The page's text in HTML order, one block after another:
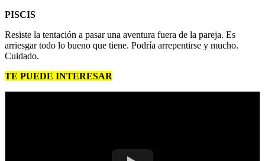
PISCIS
Resiste la tentación a pasar una aventura fuera de la pareja. Es
arriesgar todo lo bueno que tiene. Podría arrepentirse y mucho.
Cuidado.
TE PUEDE INTERESAR